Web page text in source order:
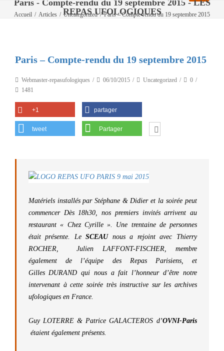
Paris - Compte-rendu du 19 septembre 2015 - LES
REPAS UFOLOGIQUES
Accueil / Articles / Uncategorized / Paris – Compte-rendu du 19 septembre 2015
Paris – Compte-rendu du 19 septembre 2015
Webmaster-repasufologiques 06/10/2015 Uncategorized
0
1481
+1 partager
tweet Partager
Matériels installés par Stéphane & Didieret la soirée peut
commencer Dès 18h30, nos premiers invités arrivent au
restaurant « Chez Cyrille ». Une trentaine de personnes
était présente. Le SCEAUnous a rejoint avec Thierry
ROCHER,
Julien LAFFONT-FISCHER, membre
également de l’équipe des Repas Parisiens, et
Gilles DURAND qui nous a fait l’honneur d’être notre
intervenant à cette soirée très instructive sur les archives
ufologiques en France.
Guy LOTERRE & Patrice GALACTEROS d’OVNI-Paris
étaient également présents.